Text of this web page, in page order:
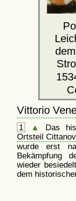
Vittorio
1 ▲
Das
Ortsteil
wurde erst
Bekämpfung
wieder
dem